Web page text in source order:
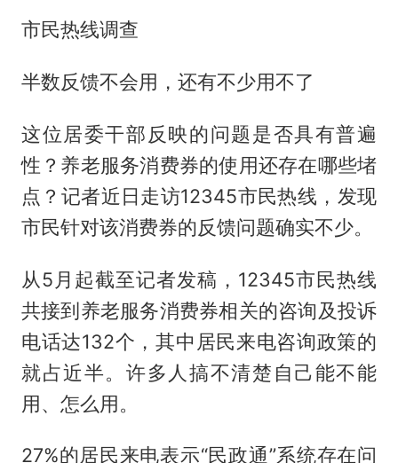
市民热线调查
半数反馈不会用，还有不少用不了
这位居委干部反映的问题是否具有普遍
性？养老服务消费券的使用还存在哪些堵
点？记者近日走访12345市民热线，发现
市民针对该消费券的反馈问题确实不少。
从5月起截至记者发稿，12345市民热线
共接到养老服务消费券相关的咨询及投诉
电话达132个，其中居民来电咨询政策的
就占近半。许多人搞不清楚自己能不能
用、怎么用。
27%的居民来电表示“民政通”系统存在问